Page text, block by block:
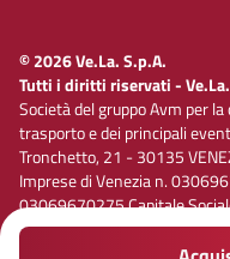
© 2026 Ve.La. S.p.A.
Tutti i diritti riservati -
Società del gruppo Avm per
trasporto e dei principali
Tronchetto, 21 - 30135
Imprese di Venezia n.
03069670275 Capitale
vela@velaspa.com. PEC
all’attività di direzione e